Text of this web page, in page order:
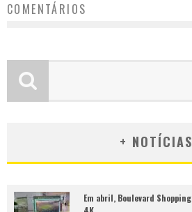
COMENTÁRIOS
+ NOTÍCIAS
Em abril, Boulevard